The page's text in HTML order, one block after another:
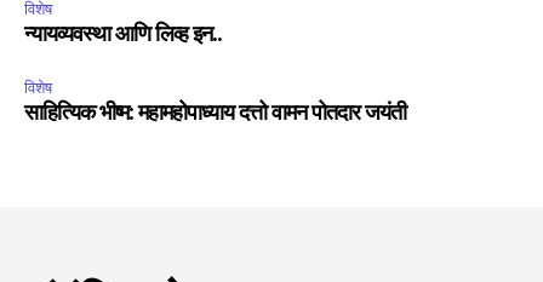
विशेष
न्यायव्यवस्था आणि लिव्ह इन..
विशेष
साहित्यिक भीष्म: महामहोपाध्याय दत्तो वामन पोतदार जयंती